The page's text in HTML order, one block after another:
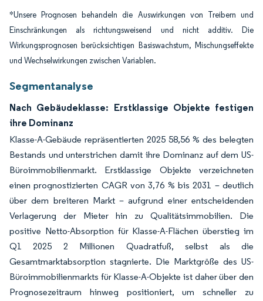
*Unsere Prognosen behandeln die Auswirkungen von Treibern und
Einschränkungen als richtungsweisend und nicht additiv. Die
Wirkungsprognosen berücksichtigen Basiswachstum, Mischungseffekte
und Wechselwirkungen zwischen Variablen.
Segmentanalyse
Nach Gebäudeklasse: Erstklassige Objekte festigen
ihre Dominanz
Klasse-A-Gebäude repräsentierten 2025 58,56 % des belegten
Bestands und unterstrichen damit ihre Dominanz auf dem US-
Büroimmobilienmarkt. Erstklassige Objekte verzeichneten
einen prognostizierten CAGR von 3,76 % bis 2031 – deutlich
über dem breiteren Markt – aufgrund einer entscheidenden
Verlagerung der Mieter hin zu Qualitätsimmobilien. Die
positive Netto-Absorption für Klasse-A-Flächen überstieg im
Q1 2025 2 Millionen Quadratfuß, selbst als die
Gesamtmarktabsorption stagnierte. Die Marktgröße des US-
Büroimmobilienmarkts für Klasse-A-Objekte ist daher über den
Prognosezeitraum hinweg positioniert, um schneller zu